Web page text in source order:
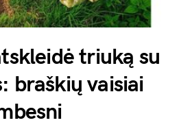
triuką su
braškių vaisiai